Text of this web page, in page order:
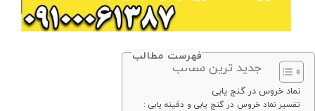
فهرست مطالب
جدید ترین مطالب
نماد خروس در گنج یابی
تفسیر نماد خروس در گنج یابی و دفینه یابی :